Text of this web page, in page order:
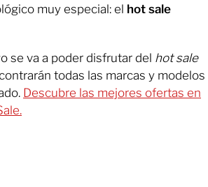
muy especial: el hot sale
se va a poder disfrutar del hot sale
todas las marcas y modelos
Descubre las mejores ofertas en